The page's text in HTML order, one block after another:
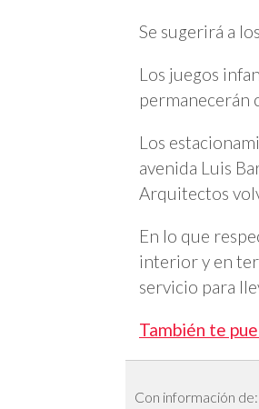
Se sugerirá a
Los juegos
permanecerán
Los
avenida Luis
Arquitectos
En lo que
interior y en
servicio para
También te
Con información